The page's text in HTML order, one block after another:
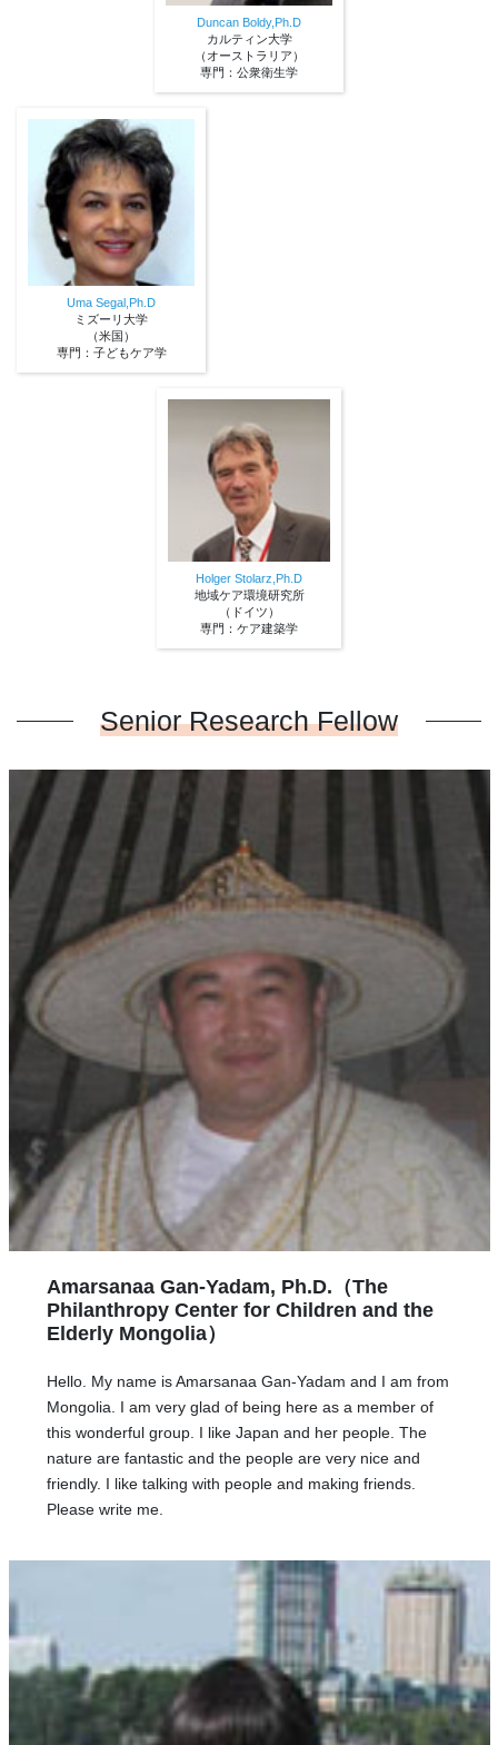
Duncan Boldy,Ph.D
カルティン大学
（オーストラリア）
専門：公衆衛生学
Uma Segal,Ph.D
ミズーリ大学
（米国）
専門：子どもケア学
Holger Stolarz,Ph.D
地域ケア環境研究所
（ドイツ）
専門：ケア建築学
Senior Research Fellow
Amarsanaa Gan-Yadam, Ph.D.（The
Philanthropy Center for Children and the
Elderly Mongolia）
Hello. My name is Amarsanaa Gan-Yadam and I am from
Mongolia. I am very glad of being here as a member of
this wonderful group. I like Japan and her people. The
nature are fantastic and the people are very nice and
friendly. I like talking with people and making friends.
Please write me.